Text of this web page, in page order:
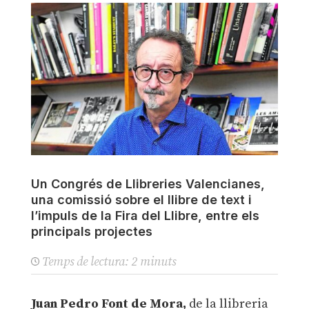
Un Congrés de Llibreries Valencianes,
una comissió sobre el llibre de text i
l’impuls de la Fira del Llibre, entre els
principals projectes
Temps de lectura: 2 minuts
Juan Pedro Font de Mora, de la llibreria